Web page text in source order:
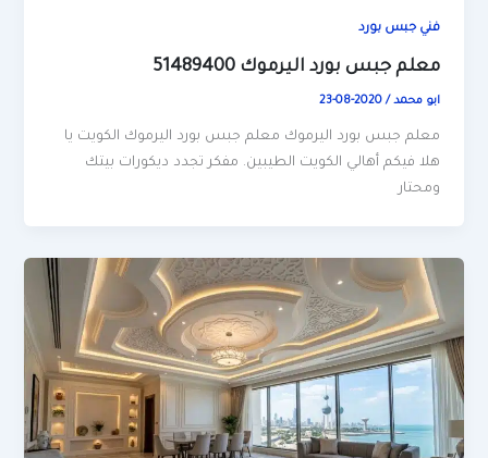
فني جبس بورد
معلم جبس بورد اليرموك 51489400
ابو محمد/
2020-08-23
معلم جبس بورد اليرموك معلم جبس بورد اليرموك الكويت يا
هلا فيكم أهالي الكويت الطيبين. مفكر تجدد ديكورات بيتك
ومحتار